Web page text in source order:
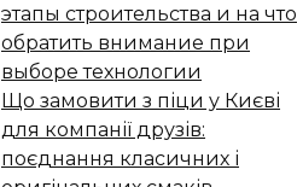
этапы строительства и на что
обратить внимание при
выборе технологии
Що замовити з піци у Києві
для компанії друзів:
поєднання класичних і